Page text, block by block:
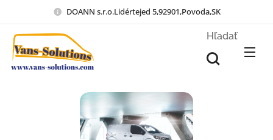
DOANN s.r.o.Lidértejed 5,92901,Povoda,SK
Hľadať